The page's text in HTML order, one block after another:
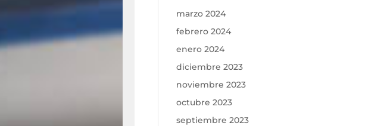
marzo 2024
febrero 2024
enero 2024
diciembre 2023
noviembre 2023
octubre 2023
septiembre 2023